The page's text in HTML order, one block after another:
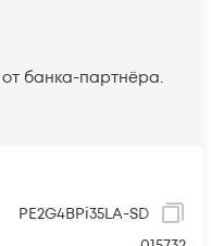
PE2G4BPi35LA-SD
от банка-партнёра.